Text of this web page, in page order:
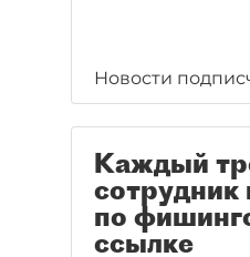
Новости
Каждый
сотрудник
по
ссылке